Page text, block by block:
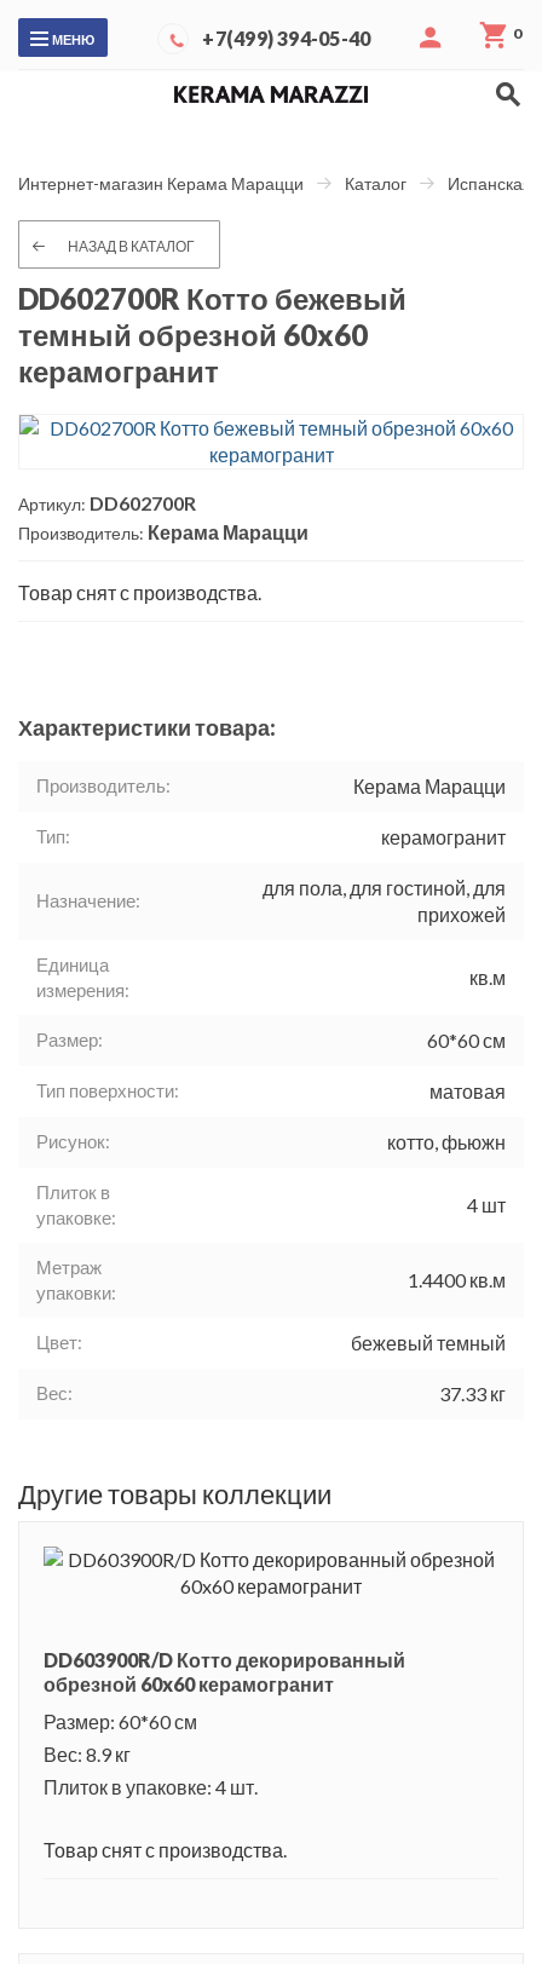
МЕНЮ +7(499) 394-05-40 0
Интернет-магазин Керама Марацци Каталог Испанская
НАЗАД В КАТАЛОГ
DD602700R Котто бежевый
темный обрезной 60x60
керамогранит
Артикул: DD602700R
Производитель: Керама Марацци
Товар снят с производства.
Характеристики товара:
Производитель: Керама Марацци
Тип: керамогранит
Назначение:
для пола, для гостиной, для
прихожей
Единица
измерения:
кв.м
Размер: 60*60 см
Тип поверхности: матовая
Рисунок: котто, фьюжн
Плиток в
упаковке:
4 шт
Метраж
упаковки:
1.4400 кв.м
Цвет: бежевый темный
Вес: 37.33 кг
Другие товары коллекции
DD603900R/D Котто декорированный
обрезной 60x60 керамогранит
Размер: 60*60 см
Вес: 8.9 кг
Плиток в упаковке: 4 шт.
Товар снят с производства.